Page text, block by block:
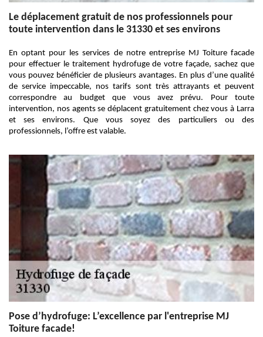
Le déplacement gratuit de nos professionnels pour
toute intervention dans le 31330 et ses environs
En optant pour les services de notre entreprise MJ Toiture facade
pour effectuer le traitement hydrofuge de votre façade, sachez que
vous pouvez bénéficier de plusieurs avantages. En plus d’une qualité
de service impeccable, nos tarifs sont très attrayants et peuvent
correspondre au budget que vous avez prévu. Pour toute
intervention, nos agents se déplacent gratuitement chez vous à Larra
et ses environs. Que vous soyez des particuliers ou des
professionnels, l’offre est valable.
Pose d’hydrofuge: L’excellence par l'entreprise MJ
Toiture facade!